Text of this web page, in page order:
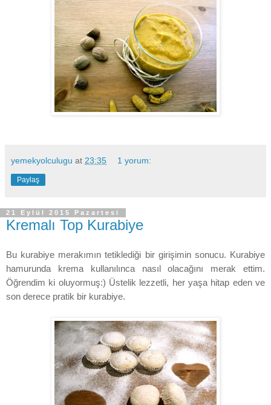
yemekyolculugu at 23:35 1 yorum:
Paylaş
21 Eylül 2015 Pazartesi
Kremalı Top Kurabiye
Bu kurabiye merakımın tetiklediği bir girişimin sonucu. Kurabiye
hamurunda krema kullanılınca nasıl olacağını merak ettim.
Öğrendim ki oluyormuş:) Üstelik lezzetli, her yaşa hitap eden ve
son derece pratik bir kurabiye.